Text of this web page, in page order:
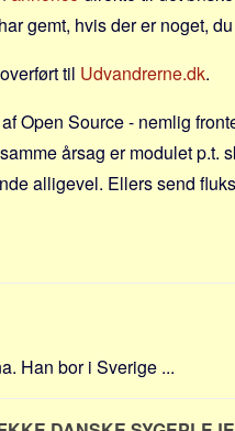
gemt, hvis der er noget,
til Udvandrerne.dk.
Open Source - nemlig
årsag er modulet p.t.
alligevel. Ellers send
Han bor i Sverige ...